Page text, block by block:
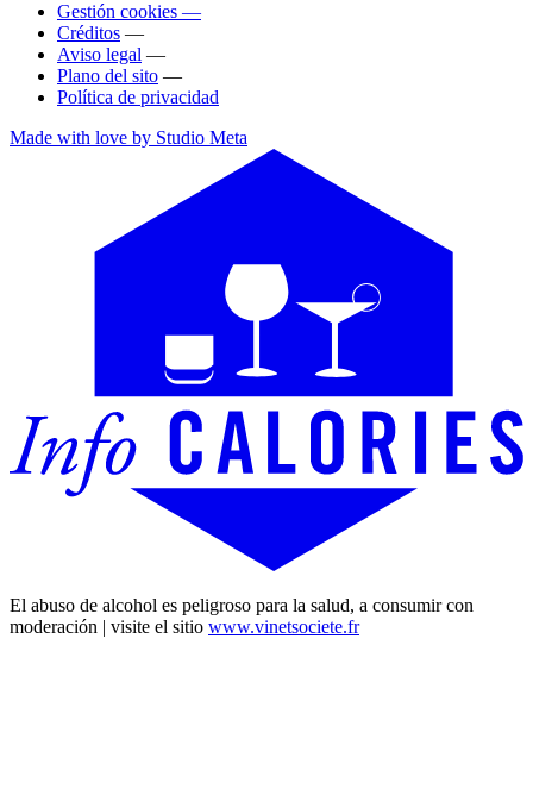
Gestión cookies —
Créditos —
Aviso legal —
Plano del sito —
Política de privacidad
Made with love by Studio Meta
El abuso de alcohol es peligroso para la salud, a consumir con
moderación | visite el sitio www.vinetsociete.fr